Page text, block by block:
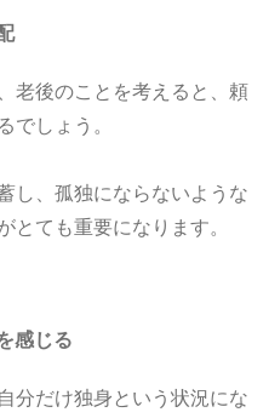
老後のことを考えると、頼
でしょう。
し、孤独にならないような
とても重要になります。
感じる
分だけ独身という状況にな